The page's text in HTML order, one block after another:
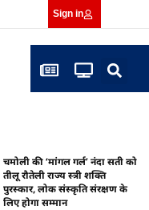
Sign in
चमोली की ‘मांगल गर्ल’ नंदा सती को
तीलू रौतेली राज्य स्त्री शक्ति
पुरस्कार, लोक संस्कृति संरक्षण के
लिए होगा सम्मान